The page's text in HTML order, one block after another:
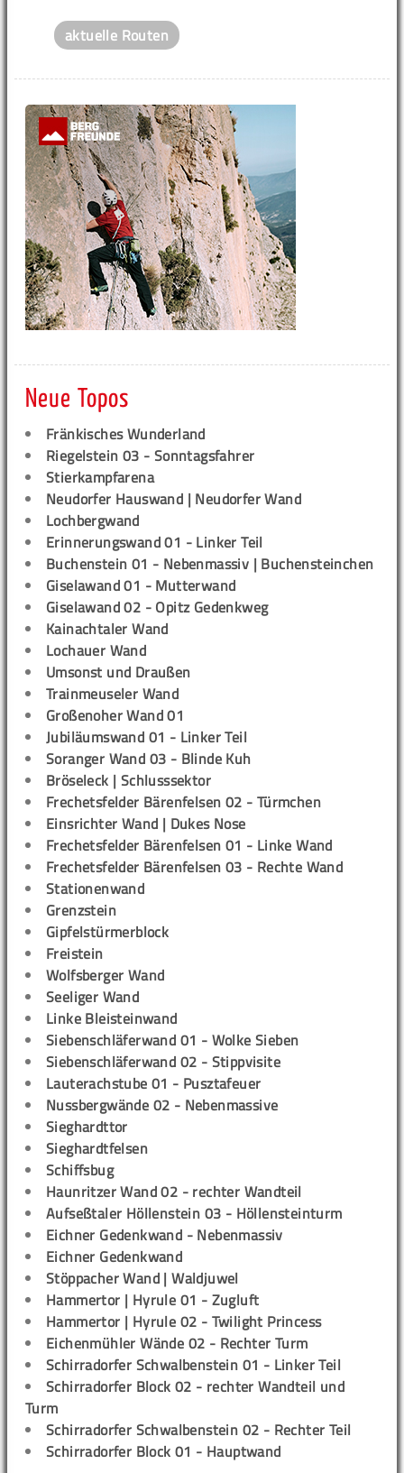
aktuelle Routen
Neue Topos
Fränkisches Wunderland
Riegelstein 03 - Sonntagsfahrer
Stierkampfarena
Neudorfer Hauswand | Neudorfer Wand
Lochbergwand
Erinnerungswand 01 - Linker Teil
Buchenstein 01 - Nebenmassiv | Buchensteinchen
Giselawand 01 - Mutterwand
Giselawand 02 - Opitz Gedenkweg
Kainachtaler Wand
Lochauer Wand
Umsonst und Draußen
Trainmeuseler Wand
Großenoher Wand 01
Jubiläumswand 01 - Linker Teil
Soranger Wand 03 - Blinde Kuh
Bröseleck | Schlusssektor
Frechetsfelder Bärenfelsen 02 - Türmchen
Einsrichter Wand | Dukes Nose
Frechetsfelder Bärenfelsen 01 - Linke Wand
Frechetsfelder Bärenfelsen 03 - Rechte Wand
Stationenwand
Grenzstein
Gipfelstürmerblock
Freistein
Wolfsberger Wand
Seeliger Wand
Linke Bleisteinwand
Siebenschläferwand 01 - Wolke Sieben
Siebenschläferwand 02 - Stippvisite
Lauterachstube 01 - Pusztafeuer
Nussbergwände 02 - Nebenmassive
Sieghardttor
Sieghardtfelsen
Schiffsbug
Haunritzer Wand 02 - rechter Wandteil
Aufseßtaler Höllenstein 03 - Höllensteinturm
Eichner Gedenkwand - Nebenmassiv
Eichner Gedenkwand
Stöppacher Wand | Waldjuwel
Hammertor | Hyrule 01 - Zugluft
Hammertor | Hyrule 02 - Twilight Princess
Eichenmühler Wände 02 - Rechter Turm
Schirradorfer Schwalbenstein 01 - Linker Teil
Schirradorfer Block 02 - rechter Wandteil und
Turm
Schirradorfer Schwalbenstein 02 - Rechter Teil
Schirradorfer Block 01 - Hauptwand